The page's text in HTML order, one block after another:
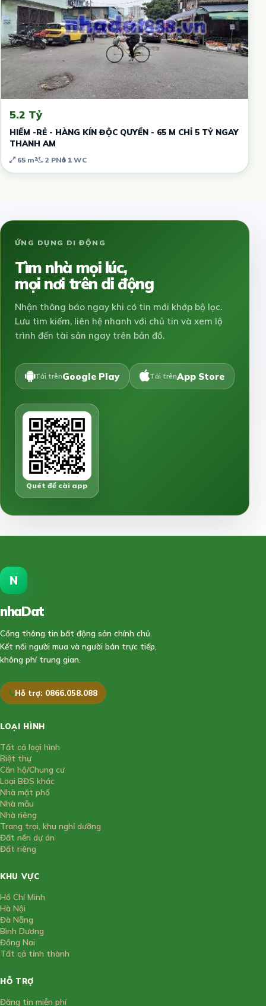
5.2 Tỷ
HIẾM -RẺ - HÀNG KÍN ĐỘC QUYỀN - 65 M CHỈ 5 TỶ NGAY
THANH AM
65 m² 2 PN 1 WC
ỨNG DỤNG DI ĐỘNG
Tìm nhà mọi lúc,
mọi nơi trên di động
Nhận thông báo ngay khi có tin mới khớp bộ lọc.
Lưu tìm kiếm, liên hệ nhanh với chủ tin và xem lộ
trình đến tài sản ngay trên bản đồ.
Tải trênGoogle Play Tải trênApp Store
Quét để cài app
N
nhaDat
Cổng thông tin bất động sản chính chủ.
Kết nối người mua và người bán trực tiếp,
không phí trung gian.
Hỗ trợ: 0866.058.088
LOẠI HÌNH
Tất cả loại hình
Biệt thự
Căn hộ/Chung cư
Loại BĐS khác
Nhà mặt phố
Nhà mẫu
Nhà riêng
Trang trại, khu nghỉ dưỡng
Đất nền dự án
Đất riêng
KHU VỰC
Hồ Chí Minh
Hà Nội
Đà Nẵng
Bình Dương
Đồng Nai
Tất cả tỉnh thành
HỖ TRỢ
Đăng tin miễn phí